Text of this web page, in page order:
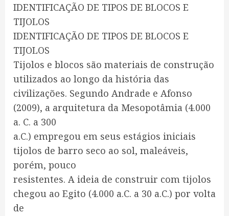
IDENTIFICAÇÃO DE TIPOS DE BLOCOS E
TIJOLOS
IDENTIFICAÇÃO DE TIPOS DE BLOCOS E
TIJOLOS
Tijolos e blocos são materiais de construção
utilizados ao longo da história das
civilizações. Segundo Andrade e Afonso
(2009), a arquitetura da Mesopotâmia (4.000
a. C. a 300
a.C.) empregou em seus estágios iniciais
tijolos de barro seco ao sol, maleáveis,
porém, pouco
resistentes. A ideia de construir com tijolos
chegou ao Egito (4.000 a.C. a 30 a.C.) por volta
de